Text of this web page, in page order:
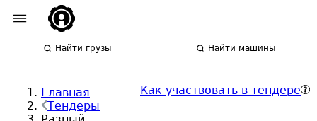
Найти грузы Найти машины
Главная
Тендеры
Как участвовать в тендере